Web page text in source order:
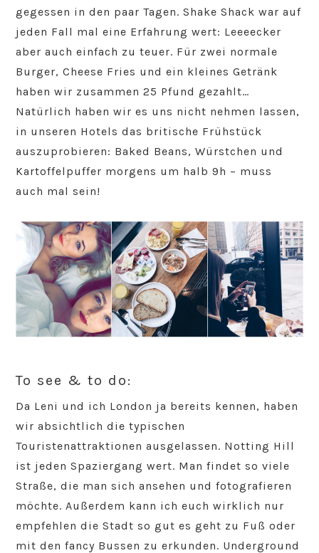
gegessen in den paar Tagen. Shake Shack war auf
jeden Fall mal eine Erfahrung wert: Leeeecker
aber auch einfach zu teuer. Für zwei normale
Burger, Cheese Fries und ein kleines Getränk
haben wir zusammen 25 Pfund gezahlt…
Natürlich haben wir es uns nicht nehmen lassen,
in unseren Hotels das britische Frühstück
auszuprobieren: Baked Beans, Würstchen und
Kartoffelpuffer morgens um halb 9h – muss
auch mal sein!
To see & to do:
Da Leni und ich London ja bereits kennen, haben
wir absichtlich die typischen
Touristenattraktionen ausgelassen. Notting Hill
ist jeden Spaziergang wert. Man findet so viele
Straße, die man sich ansehen und fotografieren
möchte. Außerdem kann ich euch wirklich nur
empfehlen die Stadt so gut es geht zu Fuß oder
mit den fancy Bussen zu erkunden. Underground